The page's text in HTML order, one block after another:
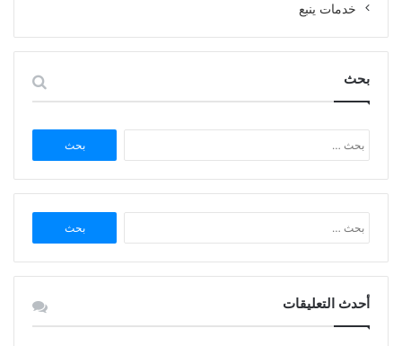
خدمات ينبع
بحث
عن:
عن:
أحدث التعليقات